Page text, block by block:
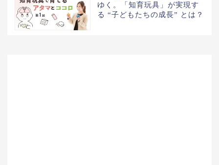
ゆく。「知育玩具」が実現す
る “子どもたちの成長” とは？